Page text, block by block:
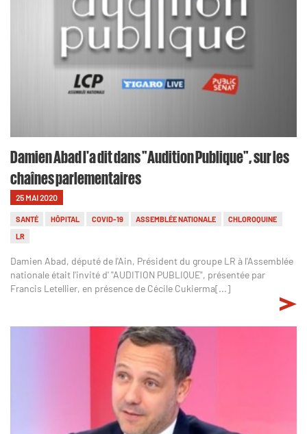
Damien Abad l'a dit dans "Audition Publique", sur les
chaînes parlementaires
25 MAI 2020
SANTÉ HÔPITAL COVID-19 ASSEMBLÉE NATIONALE
CHLOROQUINE
LR
Damien Abad, député de l'Ain, Président du groupe LR à l'Assemblée
nationale était l'invité d' "AUDITION PUBLIQUE", présentée par
Francis Letellier, en présence de Cécile Cukierma[...]